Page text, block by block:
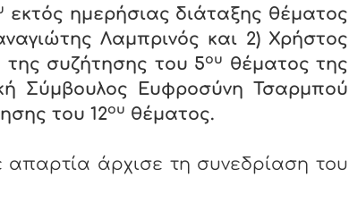
εκτός ημερήσιας διάταξης θέματος
Λαμπρινός και 2) Χρήστος
συζήτησης του 5ου
θέματος της
Σύμβουλος Ευφροσύνη Τσαρμπού
του 12ου θέματος.
άρχισε τη συνεδρίαση του